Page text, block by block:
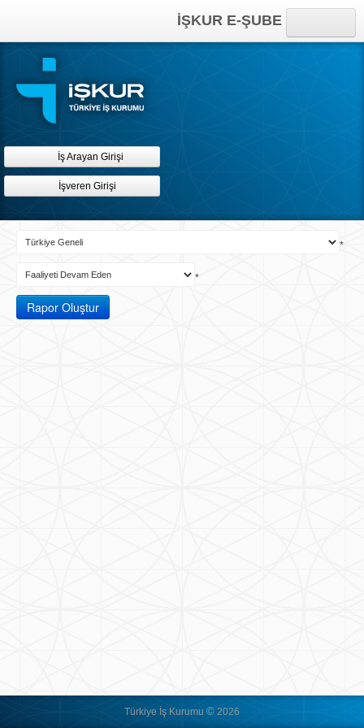
İŞKUR E-ŞUBE
Online İşlemler
İş Arayan Girişi
İşveren Girişi
*
*
Türkiye İş Kurumu © 2026